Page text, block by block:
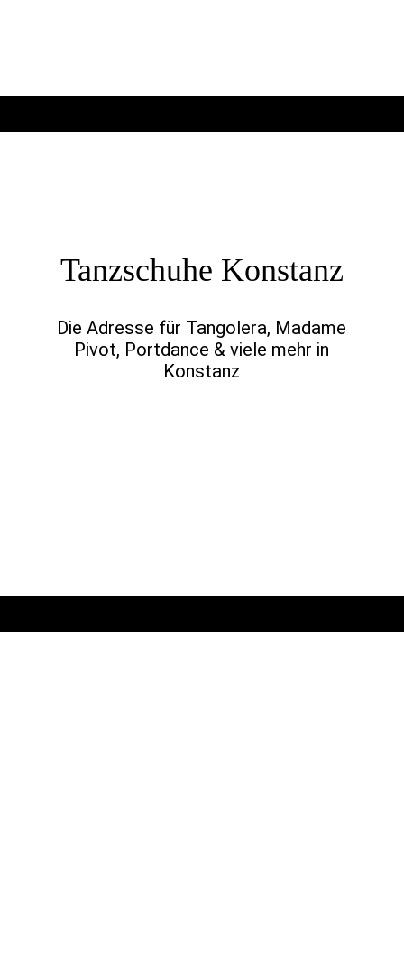
Tanzschuhe Konstanz
Die Adresse für Tangolera, Madame
Pivot, Portdance & viele mehr in
Konstanz